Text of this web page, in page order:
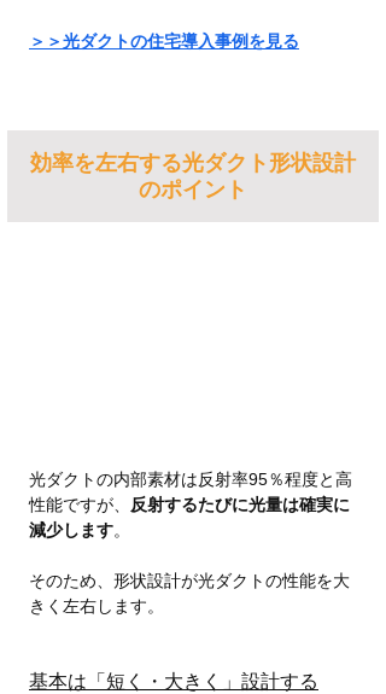
＞＞光ダクトの住宅導入事例を見る
効率を左右する光ダクト形状設計
のポイント
光ダクトの内部素材は反射率95％程度と高
性能ですが、
反射するたびに光量は確実に
減少します。
そのため、形状設計が光ダクトの性能を大
きく左右します。
基本は「短く・大きく」設計する